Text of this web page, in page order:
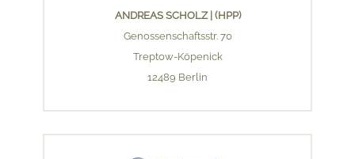
ANDREAS SCHOLZ | (HPP)
Genossenschaftsstr. 70
Treptow-Köpenick
12489 Berlin